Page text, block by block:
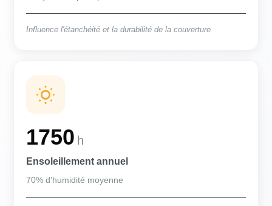
Influence l'étanchéité et la durabilité de la couverture
1750 h
Ensoleillement annuel
70% d'humidité moyenne